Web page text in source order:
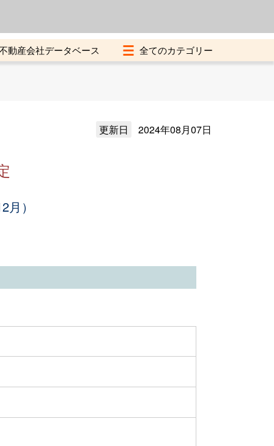
動産会社データベース
更新日 2024年08月07日
）